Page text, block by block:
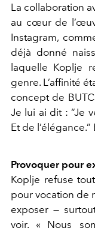
La collaboration
au cœur de
Instagram,
déjà donné
laquelle Koplje
genre. L’affinité
concept de
Je lui ai dit : “Je
Et de l’élégance.”
Provoquer pour
Koplje refuse
pour vocation de
exposer —
voir. « Nous